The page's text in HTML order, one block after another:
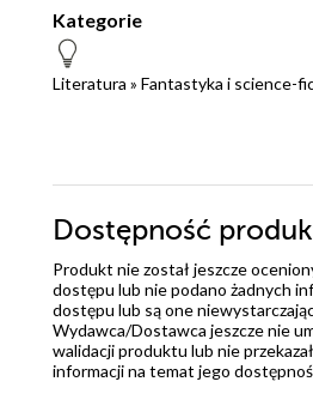
Kategorie
Literatura » Fantastyka i science-
Dostępność
Produkt nie został jeszcze
dostępu lub nie podano żadnych
dostępu lub są one
Wydawca/Dostawca jeszcze nie
walidacji produktu lub nie
informacji na temat jego